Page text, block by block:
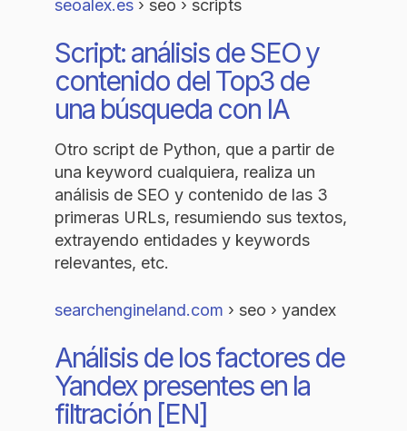
seoalex.es › seo › scripts
Script: análisis de SEO y
contenido del Top3 de
una búsqueda con IA
Otro script de Python, que a partir de
una keyword cualquiera, realiza un
análisis de SEO y contenido de las 3
primeras URLs, resumiendo sus textos,
extrayendo entidades y keywords
relevantes, etc.
searchengineland.com › seo › yandex
Análisis de los factores de
Yandex presentes en la
filtración [EN]